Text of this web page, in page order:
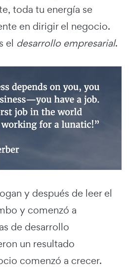
toda tu energía se
en dirigir el negocio.
el desarrollo empresarial.
y después de leer el
y comenzó a
de desarrollo
un resultado
comenzó a crecer.